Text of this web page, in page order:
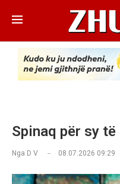
Spinaq për sy
Nga D V 08.07.2026 09:29